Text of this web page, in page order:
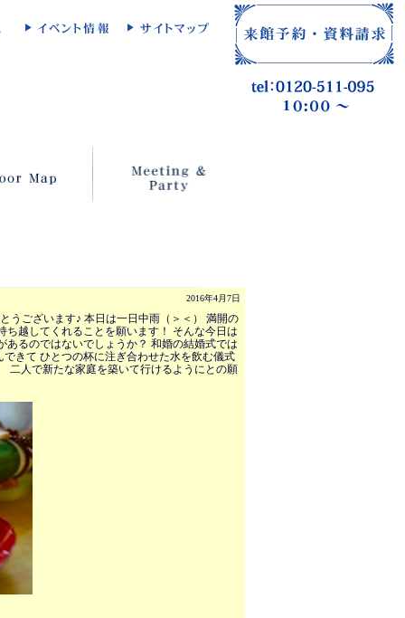
2016年4月7日
うございます♪ 本日は一日中雨（＞＜） 満開の
越してくれることを願います！ そんな今日は
るのではないでしょうか？ 和婚の結婚式では
きて ひとつの杯に注ぎ合わせた水を飲む儀式
二人で新たな家庭を築いて行けるようにとの願